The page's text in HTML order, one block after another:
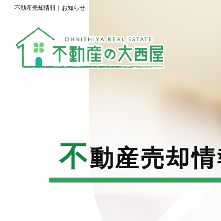
不動産売却情報｜お知らせ
不動産売却